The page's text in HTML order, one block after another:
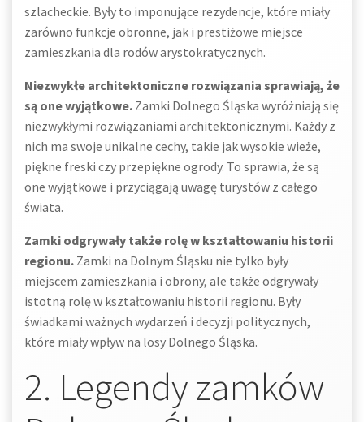
szlacheckie. Były to imponujące rezydencje, które miały
zarówno funkcje obronne, jak i prestiżowe miejsce
zamieszkania dla rodów arystokratycznych.
Niezwykłe architektoniczne rozwiązania sprawiają, że
są one wyjątkowe. Zamki Dolnego Śląska wyróżniają się
niezwykłymi rozwiązaniami architektonicznymi. Każdy z
nich ma swoje unikalne cechy, takie jak wysokie wieże,
piękne freski czy przepiękne ogrody. To sprawia, że są
one wyjątkowe i przyciągają uwagę turystów z całego
świata.
Zamki odgrywały także rolę w kształtowaniu historii
regionu. Zamki na Dolnym Śląsku nie tylko były
miejscem zamieszkania i obrony, ale także odgrywały
istotną rolę w kształtowaniu historii regionu. Były
świadkami ważnych wydarzeń i decyzji politycznych,
które miały wpływ na losy Dolnego Śląska.
2. Legendy zamków